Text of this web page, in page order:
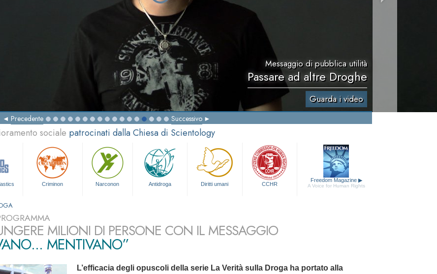
Messaggio di pubblica utilità
Passare ad altre Droghe
Guarda i video
Precedente Successivo
sociale patrocinati dalla Chiesa di Scientology
Criminon Narconon Antidroga Diritti umani CCHR
Freedom Magazine ▶
A Voice for Human Rights
MILIONI DI PERSONE CON IL MESSAGGIO
MENTIVANO”
L’efficacia degli opuscoli della serie La Verità sulla Droga ha portato alla